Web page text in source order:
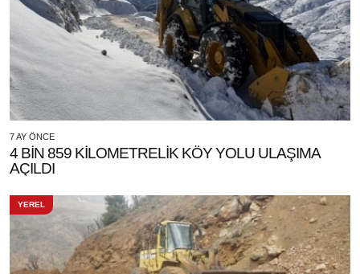
7 AY ÖNCE
4 BİN 859 KİLOMETRELİK KÖY YOLU ULAŞIMA
AÇILDI
YEREL